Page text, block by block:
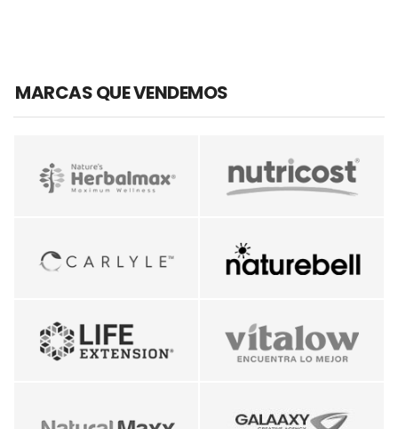
MARCAS QUE VENDEMOS